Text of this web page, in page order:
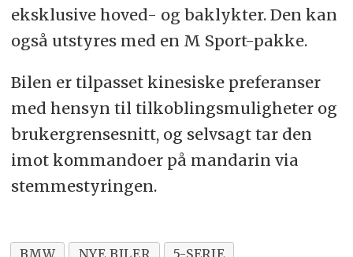
eksklusive hoved- og baklykter. Den kan
også utstyres med en M Sport-pakke.
Bilen er tilpasset kinesiske preferanser
med hensyn til tilkoblingsmuligheter og
brukergrensesnitt, og selvsagt tar den
imot kommandoer på mandarin via
stemmestyringen.
BMW NYE BILER
5-SERIE